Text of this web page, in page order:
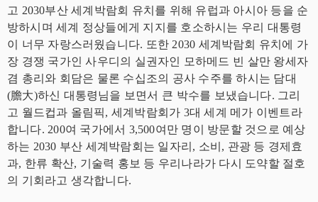
고 2030부산 세계박람회 유치를 위해 유럽과 아시아 등을 순
방하시며 세계 정상들에게 지지를 호소하시는 우리 대통령
이 너무 자랑스러웠습니다. 또한 2030 세계박람회 유치에 가
장 경쟁 국가인 사우디의 실권자인 모하메드 빈 살만 왕세자
겸 총리와 회담은 물론 수십조의 공사 수주를 하시는 담대
(膽大)하신 대통령님을 보면서 큰 박수를 보냈습니다. 그리
고 월드컵과 올림픽, 세계박람회가 3대 세계 메가 이벤트라
합니다. 200여 국가에서 3,500여만 명이 방문할 것으로 예상
하는 2030 부산 세계박람회는 일자리, 소비, 관광 등 경제효
과, 한류 확산, 기술력 홍보 등 우리나라가 다시 도약할 절호
의 기회라고 생각합니다.